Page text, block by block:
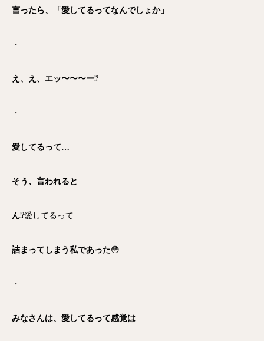
言ったら、「愛してるってなんでしょか」
・
え、え、エッ〜〜〜ー⁉️
・
愛してるって…
そう、言われると
ん⁉️愛してるって…
詰まってしまう私であった😳
・
みなさんは、愛してるって感覚は